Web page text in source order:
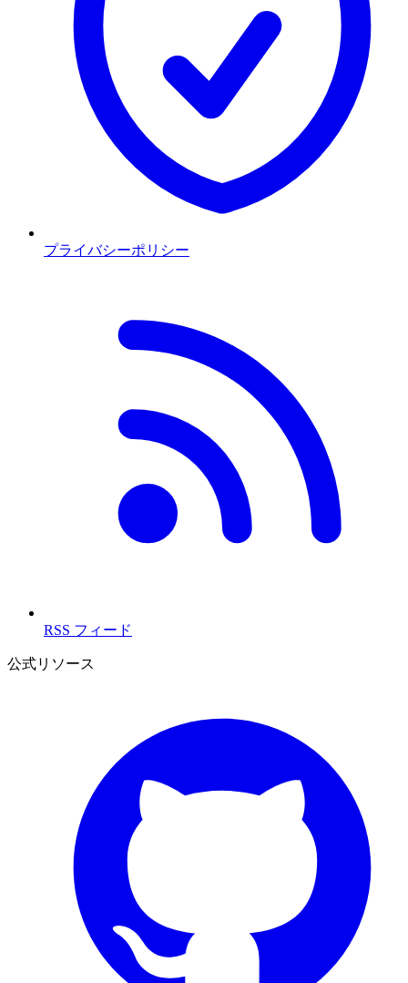
プライバシーポリシー
RSS フィード
公式リソース